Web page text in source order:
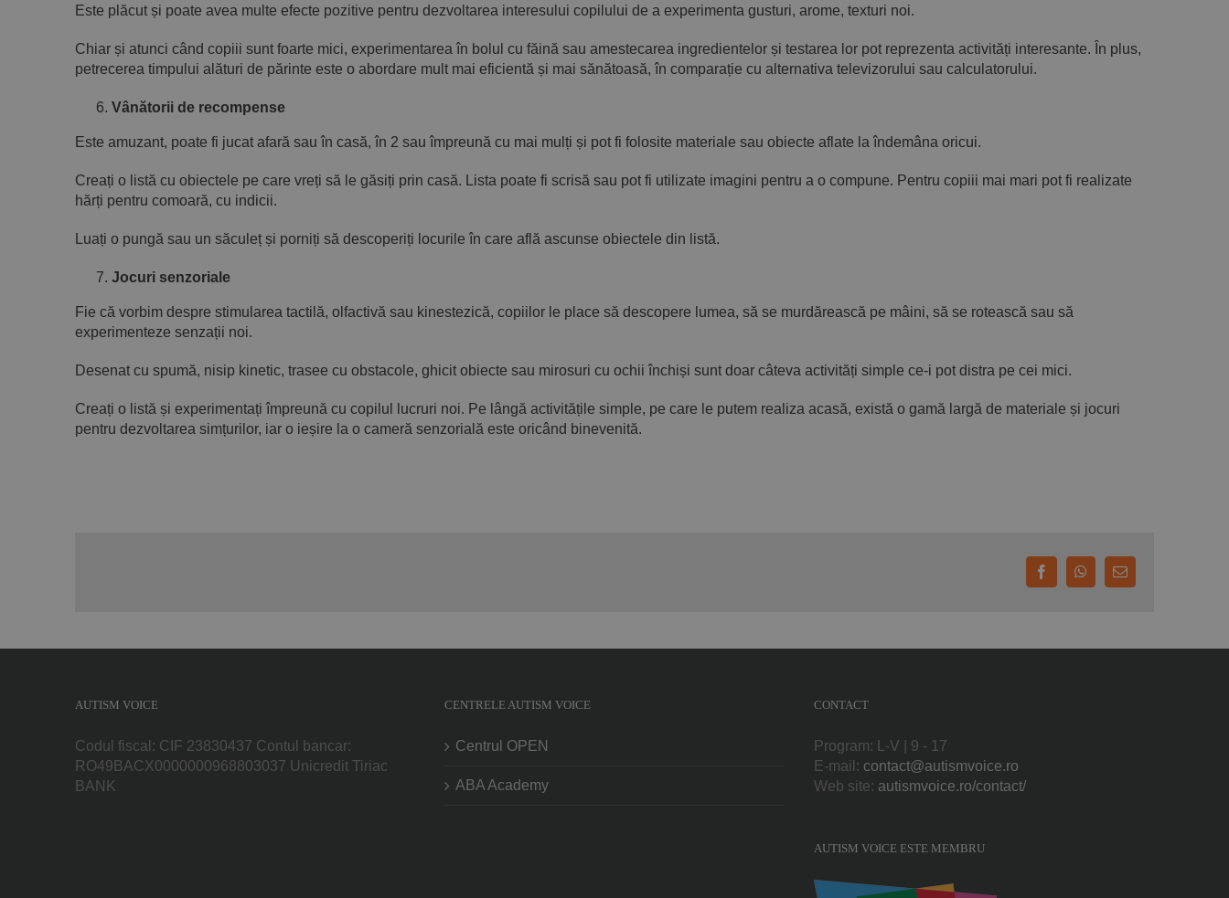
Este plăcut și poate avea multe efecte pozitive pentru dezvoltarea interesului copilului de a experimenta gusturi, arome, texturi noi.
Chiar și atunci când copiii sunt foarte mici, experimentarea în bolul cu făină sau amestecarea ingredientelor și testarea lor pot reprezenta activități interesante. În plus,
petrecerea timpului alături de părinte este o abordare mult mai eficientă și mai sănătoasă, în comparație cu alternativa televizorului sau calculatorului.
Vânătorii de recompense
Este amuzant, poate fi jucat afară sau în casă, în 2 sau împreună cu mai mulți și pot fi folosite materiale sau obiecte aflate la îndemâna oricui.
Creați o listă cu obiectele pe care vreți să le găsiți prin casă. Lista poate fi scrisă sau pot fi utilizate imagini pentru a o compune. Pentru copiii mai mari pot fi realizate
hărți pentru comoară, cu indicii.
Luați o pungă sau un săculeț și porniți să descoperiți locurile în care află ascunse obiectele din listă.
Jocuri senzoriale
Fie că vorbim despre stimularea tactilă, olfactivă sau kinestezică, copiilor le place să descopere lumea, să se murdărească pe mâini, să se rotească sau să
experimenteze senzații noi.
Desenat cu spumă, nisip kinetic, trasee cu obstacole, ghicit obiecte sau mirosuri cu ochii închiși sunt doar câteva activități simple ce-i pot distra pe cei mici.
Creați o listă și experimentați împreună cu copilul lucruri noi. Pe lângă activitățile simple, pe care le putem realiza acasă, există o gamă largă de materiale și jocuri
pentru dezvoltarea simțurilor, iar o ieșire la o cameră senzorială este oricând binevenită.
FacebookWhatsApp
E-
AUTISM VOICE
Codul fiscal: CIF 23830437 Contul bancar:
RO49BACX0000000968803037 Unicredit Tiriac
BANK
CENTRELE AUTISM VOICE
Centrul OPEN
ABA Academy
CONTACT
Program: L-V | 9 - 17
E-mail: contact@autismvoice.ro
Web site: autismvoice.ro/contact/
AUTISM VOICE ESTE MEMBRU